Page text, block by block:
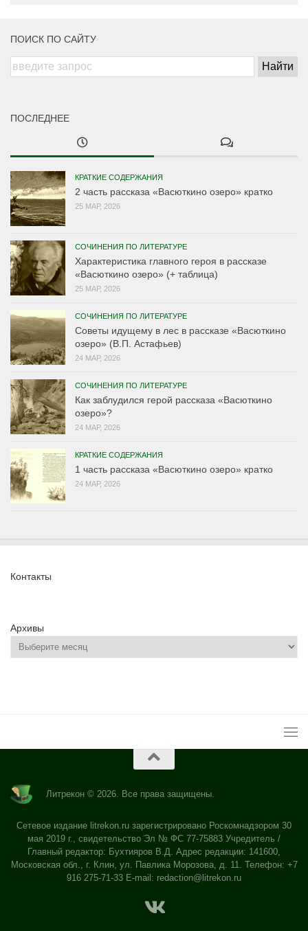
ПОИСК ПО САЙТУ
ПОСЛЕДНЕЕ
КРАТКИЕ СОДЕРЖАНИЯ
2 часть рассказа «Васюткино озеро» кратко
25 МАР, 2026
СОЧИНЕНИЯ ПО ЛИТЕРАТУРЕ
Характеристика главного героя в рассказе
«Васюткино озеро» (+ таблица)
25 МАР, 2026
СОЧИНЕНИЯ ПО ЛИТЕРАТУРЕ
Советы идущему в лес в рассказе «Васюткино
озеро» (В.П. Астафьев)
24 МАР, 2026
СОЧИНЕНИЯ ПО ЛИТЕРАТУРЕ
Как заблудился герой рассказа «Васюткино
озеро»?
24 МАР, 2026
КРАТКИЕ СОДЕРЖАНИЯ
1 часть рассказа «Васюткино озеро» кратко
24 МАР, 2026
Контакты
Архивы
Литрекон © 2026. Все права защищены.
Сетевое издание litrekon.ru зарегистрировано Роскомнадзором 30
мая 2019 г., свидетельство Эл № ФС 77-75883 Учредитель /
Главный редактор: Бухтияров В.Д. Адрес редакции: 141600,
Московская обл., г. Клин, ул. Павлика Морозова, д. 11. Телефон: +7
916 275-71-33 E-mail: redaction@litrekon.ru